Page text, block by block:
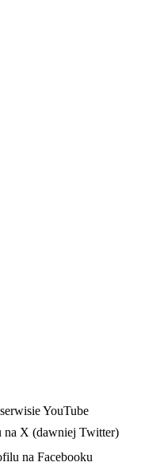
YouTube
na X (dawniej Twitter)
na Facebooku